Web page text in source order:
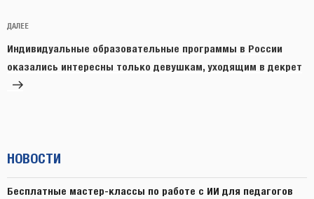
Следующая
запись
ДАЛЕЕ
Индивидуальные образовательные программы в России
оказались интересны только девушкам, уходящим в декрет
НОВОСТИ
Бесплатные мастер-классы по работе с ИИ для педагогов